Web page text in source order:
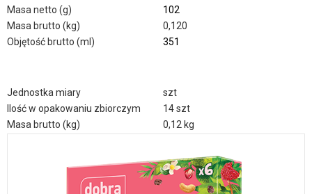
Masa netto (g)
102
Masa brutto (kg)
0,120
Objętość brutto (ml)
351
Jednostka miary
szt
Ilość w opakowaniu zbiorczym
14 szt
Masa brutto (kg)
0,12 kg